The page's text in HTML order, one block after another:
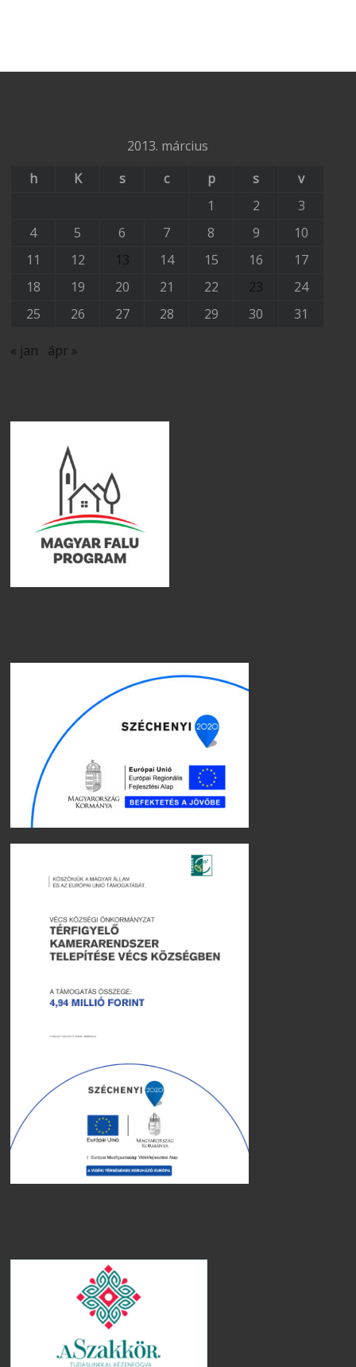
2013. március
h
K s c p s
v
1
2
3
4
5 6 7 8 9
10
11
12 13 14 15 16
17
18
19 20 21 22 23
24
25
26 27 28 29 30 31
« jan ápr »